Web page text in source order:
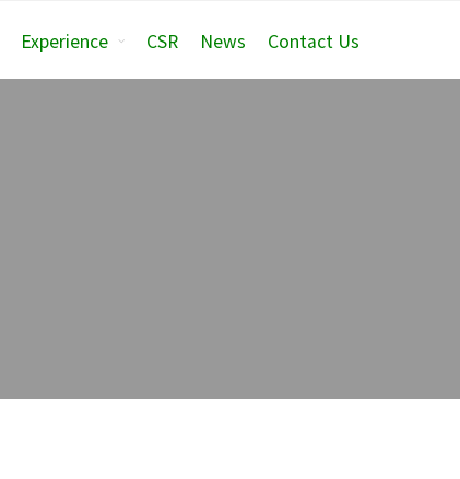
Experience CSR News Contact Us